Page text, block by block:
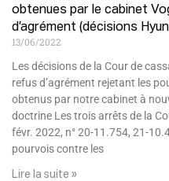
obtenues par le cabinet
d’agrément (décisions
13/06/2022
Les décisions de la Cour de
refus d’agrément rejetant les
obtenus par notre cabinet à
doctrine Les trois arrêts de la
févr. 2022, n° 20-11.754, 21-
pourvois contre les
Lire la suite »